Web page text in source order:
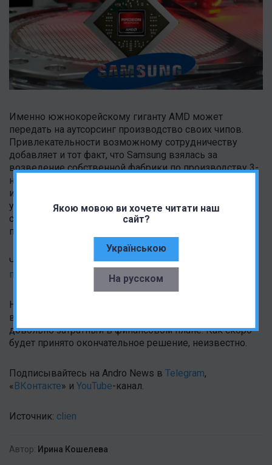
Якою мовою ви хочете читати наш
сайт?
Українською
На русском
Именно южнокорейскому гиганту AMD может
передать на аутсорсинг производство своих чипов.
Привлекательности возможному сотрудничеству
добавляет и тот факт, что Samsung взялась за
возведение собственной фабрики по производству 3-
нанометровых процессоров в Техасе. Она уже
инвестировала в фабрику $10 млрд. Если сторонам
удастся договориться, то AMD может стать первой
сторонней компанией, которой Samsung будет
поставлять 3-нм чипы.
Читать также:
Samsung Galaxy Tab S8 – первый
планшет на Snapdragon 888?
На данный момент AMD взвешивает все за и против,
ведь процесс перехода к другому поставщику
довольно затратный в финансовом плане. Как скоро
будет принято окончательное решение, неизвестно.
Подписывайтесь на Andro News в Telegram,
«ВКонтакте» и YouTube-канал .
Источник: clien
Автор: Ирина Кошелева